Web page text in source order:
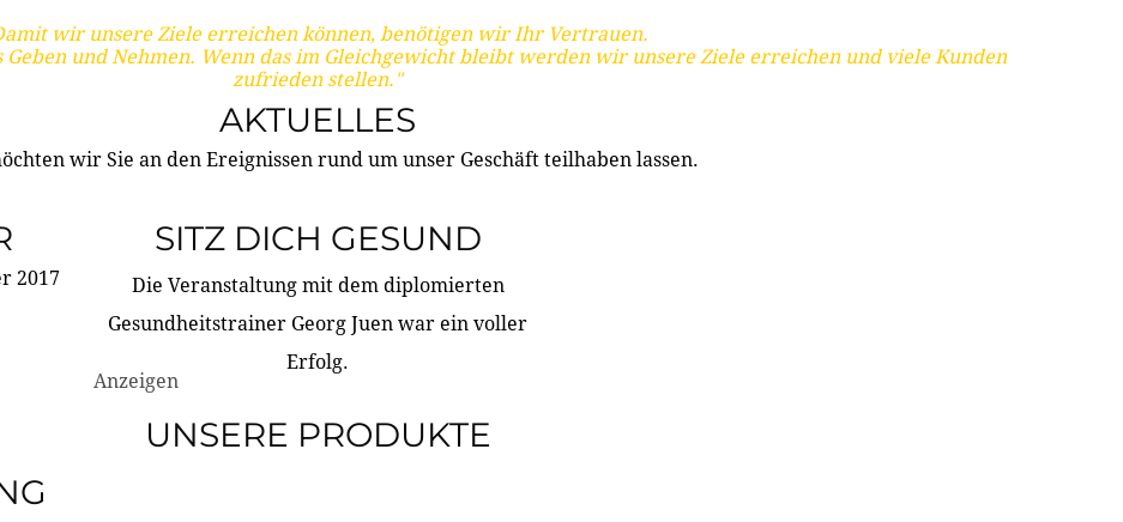
wir unsere Ziele erreichen können, benötigen wir Ihr Vertrauen.
Geben und Nehmen. Wenn das im Gleichgewicht bleibt werden wir unsere Ziele erreichen und viele Kunden
zufrieden stellen."
AKTUELLES
wir Sie an den Ereignissen rund um unser Geschäft teilhaben lassen.
2017
SITZ DICH GESUND
Die Veranstaltung mit dem diplomierten
Gesundheitstrainer Georg Juen war ein voller
Erfolg.
Anzeigen
UNSERE PRODUKTE